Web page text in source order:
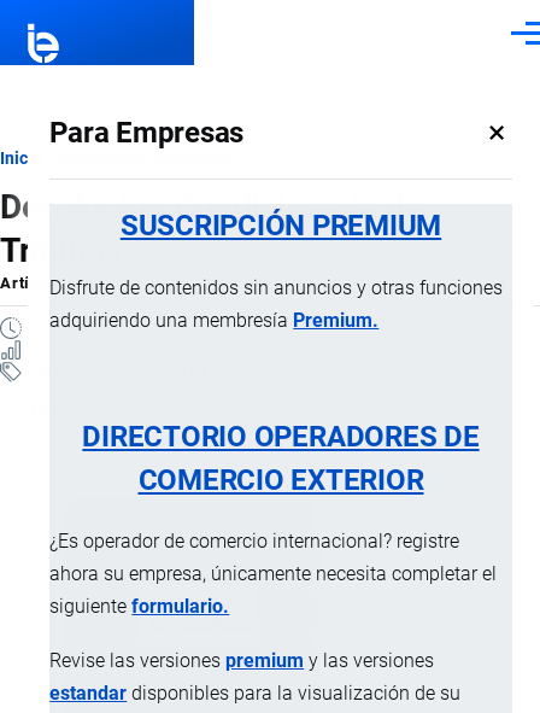
Para Empresas ×
SUSCRIPCIÓN PREMIUM
Disfrute de contenidos sin anuncios y otras funciones
adquiriendo una membresía Premium.
DIRECTORIO OPERADORES DE
COMERCIO EXTERIOR
¿Es operador de comercio internacional? registre
ahora su empresa, únicamente necesita completar el
siguienteformulario.
Revise las versionespremium y las versiones
estandar disponibles para la visualización de su
Ruta
de
navegación
Inicio
Devolución Condicionada de
Tributos
ArtículoporJaime Mise, 10 Septiembre, 2024
3 MINUTOS